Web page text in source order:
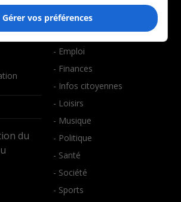
du
- Art de vivre
- Bien-être
- Emploi
- Finances
- Infos citoyennes
- Loisirs
- Musique
- Politique
- Santé
- Société
- Sports
Gérer vos préférences